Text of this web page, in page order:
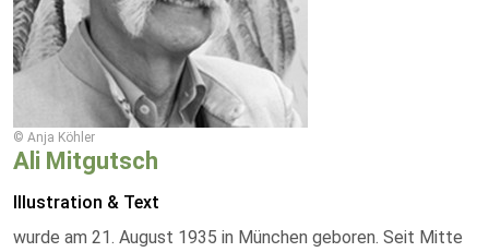
© Anja Köhler
Ali Mitgutsch
Illustration & Text
wurde am 21. August 1935 in München geboren. Seit Mitte